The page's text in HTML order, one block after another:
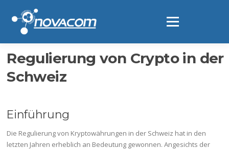
contenido
Menú
Regulierung von Crypto in der
Schweiz
Einführung
Die Regulierung von Kryptowährungen in der Schweiz hat in den
letzten Jahren erheblich an Bedeutung gewonnen. Angesichts der